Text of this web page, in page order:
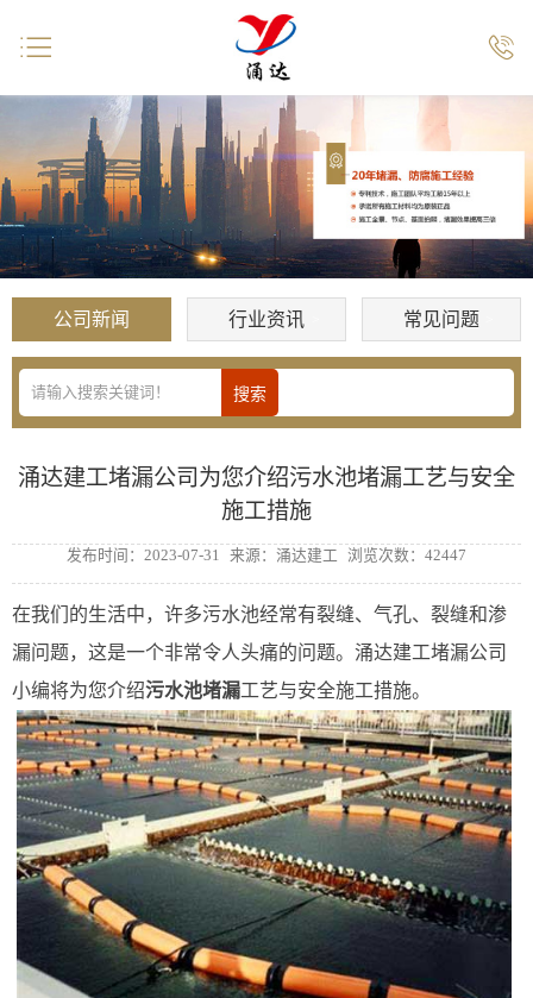
公司新闻 行业资讯 常见问题
涌达建工堵漏公司为您介绍污水池堵漏工艺与安全
施工措施
发布时间：2023-07-31 来源：涌达建工 浏览次数：42447
在我们的生活中，许多污水池经常有裂缝、气孔、裂缝和渗
漏问题，这是一个非常令人头痛的问题。涌达建工堵漏公司
小编将为您介绍污水池堵漏工艺与安全施工措施。
 